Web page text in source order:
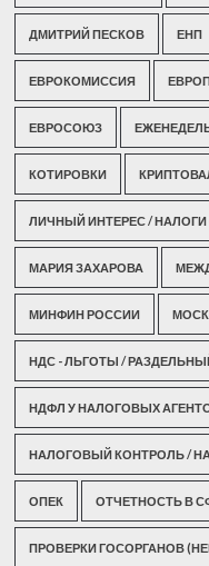
ДМИТРИЙ ПЕСКОВ ЕНП
ЕВРОКОМИССИЯ
ЕВРОСОЮЗ
КОТИРОВКИ
ЛИЧНЫЙ ИНТЕРЕС /
МАРИЯ ЗАХАРОВА
МИНФИН РОССИИ
НДС - ЛЬГОТЫ /
НДФЛ У НАЛОГОВЫХ
НАЛОГОВЫЙ КОНТРОЛЬ /
ОПЕК ОТЧЕТНОСТЬ В
ПРОВЕРКИ ГОСОРГАНОВ